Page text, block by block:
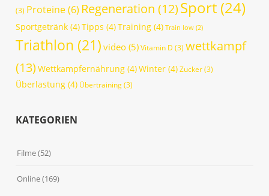
(3) Proteine(6) Regeneration (12)Sport (24)
Sportgetränk (4)Tipps (4)Training (4) Train low (2)
Triathlon (21) video (5)Vitamin D (3) wettkampf
(13)Wettkampfernährung (4)Winter (4)Zucker(3)
Überlastung (4) Übertraining(3)
KATEGORIEN
Filme(52)
Online(169)